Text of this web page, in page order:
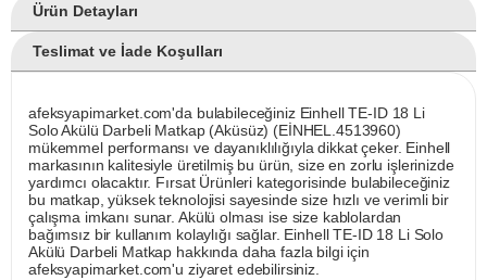
Ürün Detayları
Teslimat ve İade Koşulları
afeksyapimarket.com'da bulabileceğiniz Einhell TE-ID 18 Li
Solo Akülü Darbeli Matkap (Aküsüz) (EİNHEL.4513960)
mükemmel performansı ve dayanıklılığıyla dikkat çeker. Einhell
markasının kalitesiyle üretilmiş bu ürün, size en zorlu işlerinizde
yardımcı olacaktır. Fırsat Ürünleri kategorisinde bulabileceğiniz
bu matkap, yüksek teknolojisi sayesinde size hızlı ve verimli bir
çalışma imkanı sunar. Akülü olması ise size kablolardan
bağımsız bir kullanım kolaylığı sağlar. Einhell TE-ID 18 Li Solo
Akülü Darbeli Matkap hakkında daha fazla bilgi için
afeksyapimarket.com'u ziyaret edebilirsiniz.